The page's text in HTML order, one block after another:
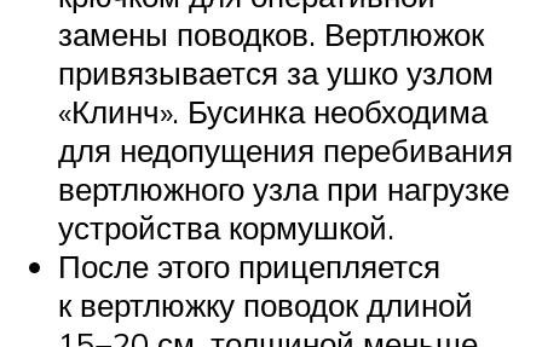
замены поводков. Вертлюжок
привязывается за ушко узлом
«Клинч». Бусинка необходима
для недопущения перебивания
вертлюжного узла при нагрузке
устройства кормушкой.
После этого прицепляется
к вертлюжку поводок длиной